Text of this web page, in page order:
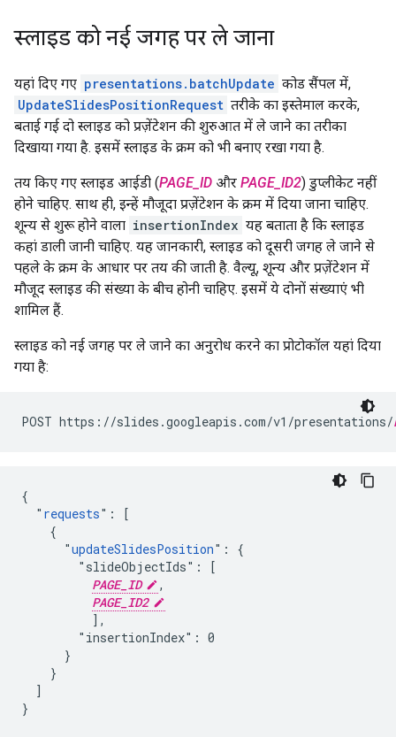
स्लाइड को नई जगह पर ले जाना
यहां दिए गए presentations.batchUpdate कोड सैंपल में,
UpdateSlidesPositionRequest तरीके का इस्तेमाल करके,
बताई गई दो स्लाइड को प्रज़ेंटेशन की शुरुआत में ले जाने का तरीका
दिखाया गया है. इसमें स्लाइड के क्रम को भी बनाए रखा गया है.
तय किए गए स्लाइड आईडी (PAGE_ID और PAGE_ID2) डुप्लीकेट नहीं
होने चाहिए. साथ ही, इन्हें मौजूदा प्रज़ेंटेशन के क्रम में दिया जाना चाहिए.
शून्य से शुरू होने वाला insertionIndex यह बताता है कि स्लाइड
कहां डाली जानी चाहिए. यह जानकारी, स्लाइड को दूसरी जगह ले जाने से
पहले के क्रम के आधार पर तय की जाती है. वैल्यू, शून्य और प्रज़ेंटेशन में
मौजूद स्लाइड की संख्या के बीच होनी चाहिए. इसमें ये दोनों संख्याएं भी
शामिल हैं.
स्लाइड को नई जगह पर ले जाने का अनुरोध करने का प्रोटोकॉल यहां दिया
गया है:
POST https://slides.googleapis.com/v1/presentations/
{
  "
requests": [
    {
      "
updateSlidesPosition": {
        "slideObjectIds": [
PAGE_ID
,
PAGE_ID2
          ],
        "insertionIndex": 0
      }
    }
  ]
}